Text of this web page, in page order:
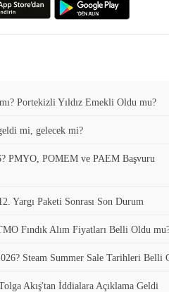
Portekizli Yıldız Emekli Oldu mu?
mi, gelecek mi?
PMYO, POMEM ve PAEM Başvuru
Yargı Paketi Sonrası Son Durum
Fındık Alım Fiyatları Belli Oldu
Steam Summer Sale Tarihleri Belli
Akış'tan İddialara Açıklama Geldi